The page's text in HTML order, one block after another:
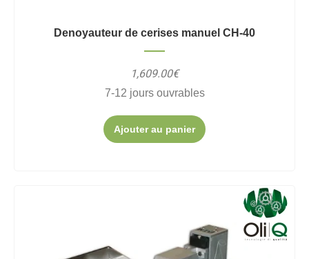
Denoyauteur de cerises manuel CH-40
1,609.00€
7-12 jours ouvrables
Ajouter au panier